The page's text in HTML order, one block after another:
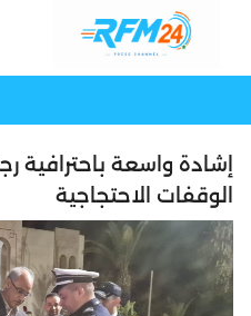
إشادة واسعة باحترافية
الوقفات الاحتجاجية